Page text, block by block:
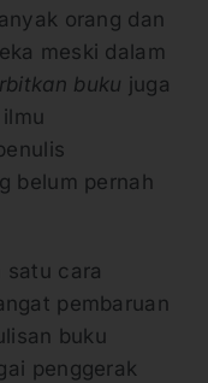
orang dan
meski dalam
buku juga
belum pernah
satu cara
pembaruan
buku
penggerak